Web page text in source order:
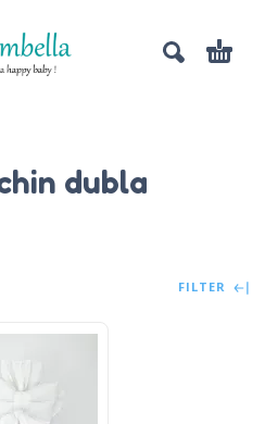
dubla
FILTER